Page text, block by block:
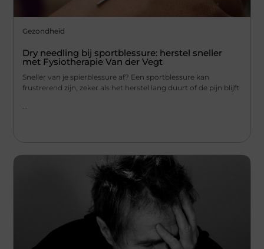
Gezondheid
Dry needling bij sportblessure: herstel sneller
met Fysiotherapie Van der Vegt
Sneller van je spierblessure af? Een sportblessure kan
frustrerend zijn, zeker als het herstel lang duurt of de pijn blijft
...